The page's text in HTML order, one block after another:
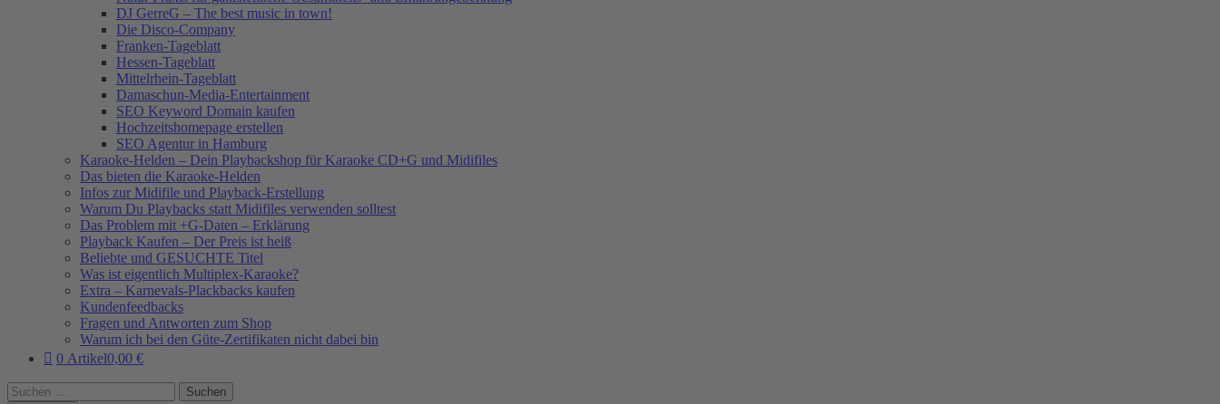
DJ GerreG – The best music in town!
Die Disco-Company
Franken-Tageblatt
Hessen-Tageblatt
Mittelrhein-Tageblatt
Damaschun-Media-Entertainment
SEO Keyword Domain kaufen
Hochzeitshomepage erstellen
SEO Agentur in Hamburg
Karaoke-Helden – Dein Playbackshop für Karaoke CD+G und Midifiles
Das bieten die Karaoke-Helden
Infos zur Midifile und Playback-Erstellung
Warum Du Playbacks statt Midifiles verwenden solltest
Das Problem mit +G-Daten – Erklärung
Playback Kaufen – Der Preis ist heiß
Beliebte und GESUCHTE Titel
Was ist eigentlich Multiplex-Karaoke?
Extra – Karnevals-Plackbacks kaufen
Kundenfeedbacks
Fragen und Antworten zum Shop
Warum ich bei den Güte-Zertifikaten nicht dabei bin
0 Artikel0,00 €
Suchen